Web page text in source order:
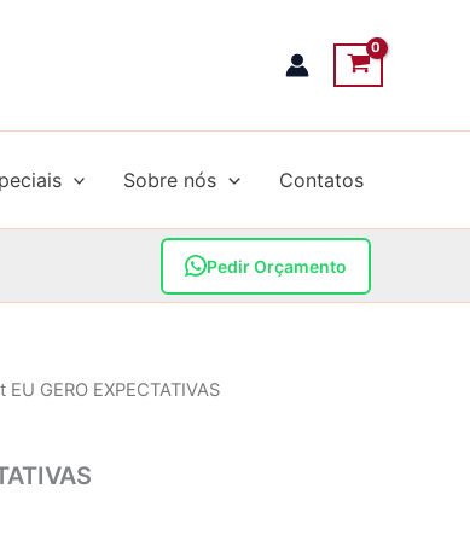
Sobre nós Contatos
Pedir Orçamento
GERO EXPECTATIVAS